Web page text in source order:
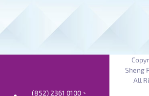
Sheng
All
(852) 2361 0100、